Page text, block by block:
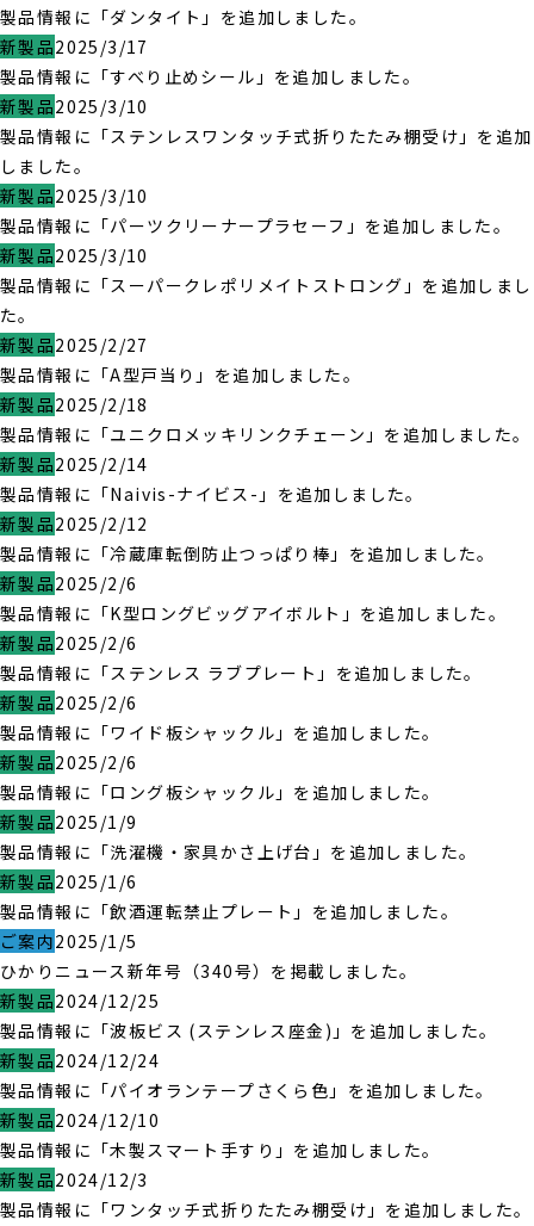
製品情報に「ダンタイト」を追加しました。
新製品2025/3/17
製品情報に「すべり止めシール」を追加しました。
新製品2025/3/10
製品情報に「ステンレスワンタッチ式折りたたみ棚受け」を追加
しました。
新製品2025/3/10
製品情報に「パーツクリーナープラセーフ」を追加しました。
新製品2025/3/10
製品情報に「スーパークレポリメイトストロング」を追加しまし
た。
新製品2025/2/27
製品情報に「A型戸当り」を追加しました。
新製品2025/2/18
製品情報に「ユニクロメッキリンクチェーン」を追加しました。
新製品2025/2/14
製品情報に「Naivis-ナイビス-」を追加しました。
新製品2025/2/12
製品情報に「冷蔵庫転倒防止つっぱり棒」を追加しました。
新製品2025/2/6
製品情報に「K型ロングビッグアイボルト」を追加しました。
新製品2025/2/6
製品情報に「ステンレス ラブプレート」を追加しました。
新製品2025/2/6
製品情報に「ワイド板シャックル」を追加しました。
新製品2025/2/6
製品情報に「ロング板シャックル」を追加しました。
新製品2025/1/9
製品情報に「洗濯機・家具かさ上げ台」を追加しました。
新製品2025/1/6
製品情報に「飲酒運転禁止プレート」を追加しました。
ご案内2025/1/5
ひかりニュース新年号（340号）を掲載しました。
新製品2024/12/25
製品情報に「波板ビス (ステンレス座金)」を追加しました。
新製品2024/12/24
製品情報に「パイオランテープさくら色」を追加しました。
新製品2024/12/10
製品情報に「木製スマート手すり」を追加しました。
新製品2024/12/3
製品情報に「ワンタッチ式折りたたみ棚受け」を追加しました。